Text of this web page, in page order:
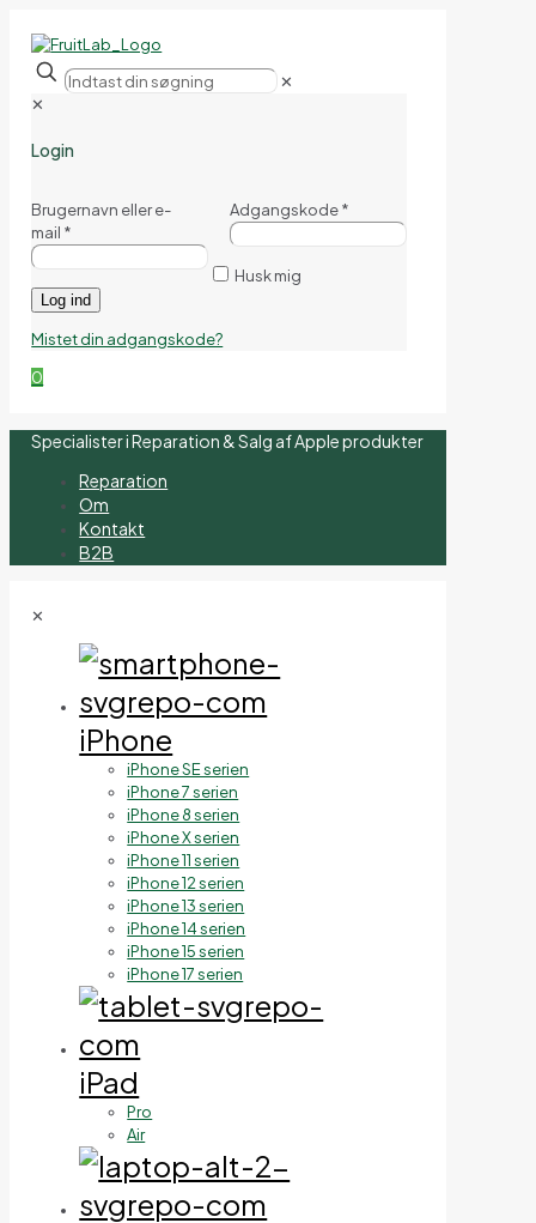
✕
✕
Login
Brugernavn eller e-
mail *
Adgangskode*
Husk mig
Log ind
Mistet din adgangskode?
0
Specialister i Reparation & Salg af Apple produkter
Reparation
Om
Kontakt
B2B
✕
iPhone
iPhone SE serien
iPhone 7 serien
iPhone 8 serien
iPhone X serien
iPhone 11 serien
iPhone 12 serien
iPhone 13 serien
iPhone 14 serien
iPhone 15 serien
iPhone 17 serien
iPad
Pro
Air